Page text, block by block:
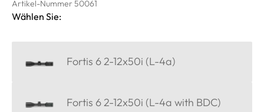
Artikel-Nummer 50061
Wählen Sie:
Fortis 6 2-12x50i (L-4a)
Fortis 6 2-12x50i (L-4a with BDC)